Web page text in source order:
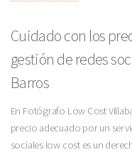
Cuidado con los
gestión de redes
Barros
En Fotógrafo Low Cost
precio adecuado por un
sociales low cost es un